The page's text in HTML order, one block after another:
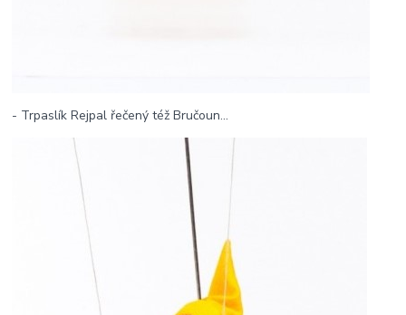
- Trpaslík Rejpal řečený též Bručoun...